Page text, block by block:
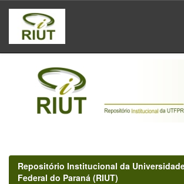
Skip
navigation
Repositório Institucional da
Federal do Paraná (RIUT)